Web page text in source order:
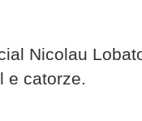
Nicolau
e catorze.